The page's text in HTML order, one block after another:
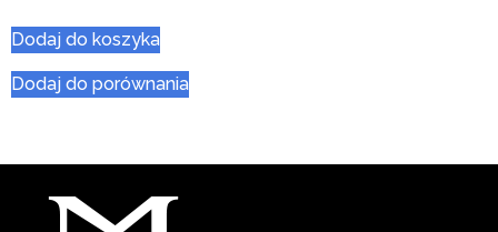
Dodaj do koszyka
Dodaj do porównania